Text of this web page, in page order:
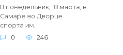
В понедельник, 18 марта, в
Самаре во Дворце
спорта им.
0
246